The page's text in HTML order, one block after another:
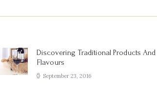
Previous
post:
Discovering Traditional Products And
Flavours
September 23, 2016